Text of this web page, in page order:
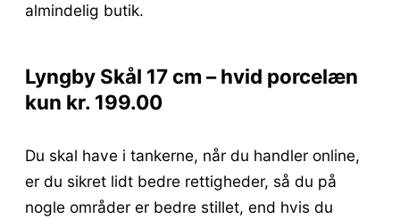
almindelig butik.
Lyngby Skål 17 cm – hvid porcelæn
kun kr. 199.00
Du skal have i tankerne, når du handler online,
er du sikret lidt bedre rettigheder, så du på
nogle områder er bedre stillet, end hvis du